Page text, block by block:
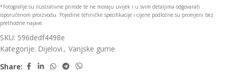
*Fotografije su ilustrativne prirode te ne moraju uvijek i u svim detaljima odgovarati
isporučenom proizvodu. Pojedine tehničke specifikacije i cijene podložne su promjeni bez
prethodne najave.
SKU: 596dedf4498e
Kategorije: Dijelovi , Vanjske gume
Share: